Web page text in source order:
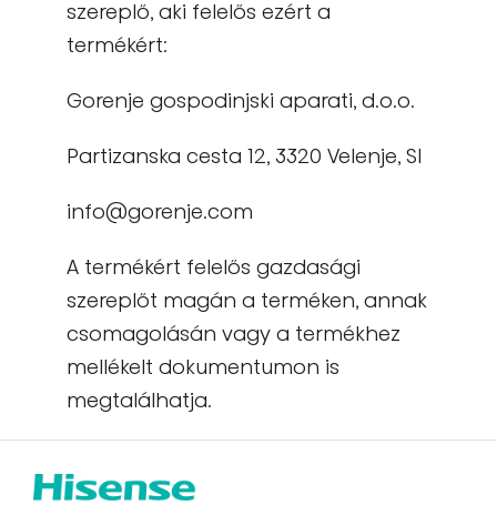
szereplő, aki felelős ezért a
termékért:
Gorenje gospodinjski aparati, d.o.o.
Partizanska cesta 12, 3320 Velenje, SI
info@gorenje.com
A termékért felelős gazdasági
szereplőt magán a terméken, annak
csomagolásán vagy a termékhez
mellékelt dokumentumon is
megtalálhatja.